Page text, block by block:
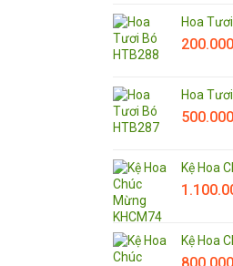
Hoa
200.000
Hoa
500.000
Kệ Hoa
Kệ Hoa
800.000